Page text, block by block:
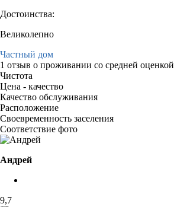
Достоинства:
Великолепно
Частный дом
1 отзыв о проживании со средней оценкой
Чистота
Цена - качество
Качество обслуживания
Расположение
Своевременность заселения
Соответствие фото
Андрей
9,7